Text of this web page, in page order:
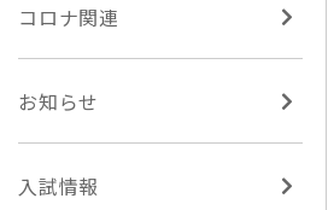
コロナ関連
お知らせ
入試情報